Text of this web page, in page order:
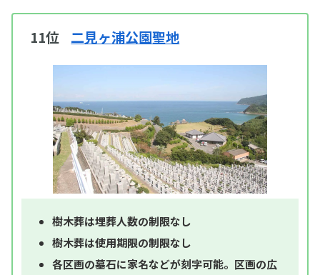
11位 二見ヶ浦公園聖地
樹木葬は埋葬人数の制限なし
樹木葬は使用期限の制限なし
各区画の墓石に家名などが刻字可能。区画の広